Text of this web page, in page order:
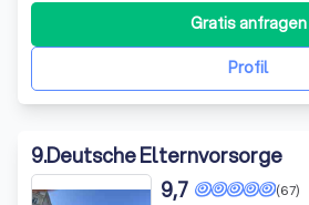
maßgeschneiderte Beratung in den
Hausrat, Kfz und mehr. Entdecken Sie
Homepage transparente Informat
Profil
Gratis anfragen
9.Deutsche Elternvorsorge
(67)
9,7